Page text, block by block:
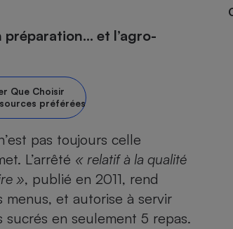
préparation… et l’agro-
Que Choisir
préférées
pas toujours celle
L’arrêté « relatif à la qualité
», publié en 2011, rend
et autorise à servir
en seulement 5 repas.
gras
choisir une
vie
portable
granulés
auditive